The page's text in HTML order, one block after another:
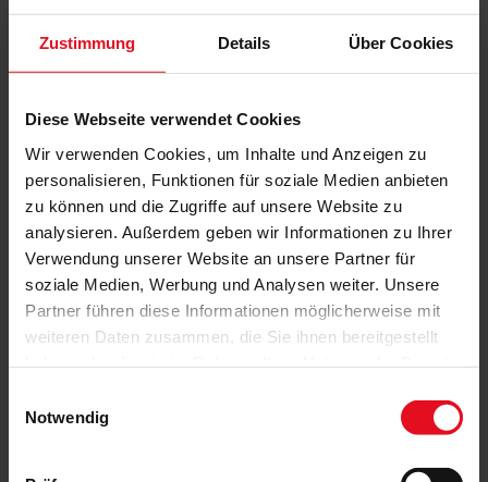
Zustimmung Details Über Cookies
Diese Webseite verwendet Cookies
Wir verwenden Cookies, um Inhalte und Anzeigen zu
personalisieren, Funktionen für soziale Medien anbieten
zu können und die Zugriffe auf unsere Website zu
analysieren. Außerdem geben wir Informationen zu Ihrer
Verwendung unserer Website an unsere Partner für
soziale Medien, Werbung und Analysen weiter. Unsere
Partner führen diese Informationen möglicherweise mit
weiteren Daten zusammen, die Sie ihnen bereitgestellt
Notwendig